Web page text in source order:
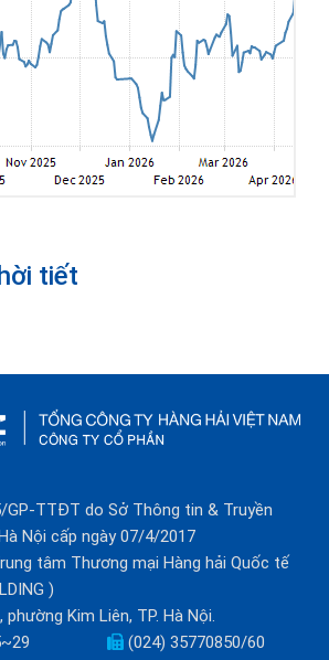
tiết
GP-TTĐT do Sở Thông tin & Truyền
Nội cấp ngày 07/4/2017
tâm Thương mại Hàng hải Quốc tế
)
Kim Liên, TP. Hà Nội.
(024) 35770850/60